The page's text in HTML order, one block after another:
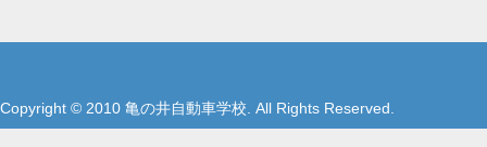
Copyright © 2010 亀の井自動車学校. All Rights Reserved.